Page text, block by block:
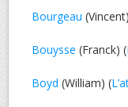
Bourgeau
Bouysse (Franck) (
Boyd (William) (